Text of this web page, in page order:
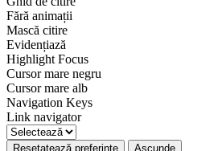
Fără animații
Mască citire
Evidențiază
Highlight Focus
Cursor mare negru
Cursor mare alb
Navigation Keys
Link navigator
Resetatează preferințe Ascunde